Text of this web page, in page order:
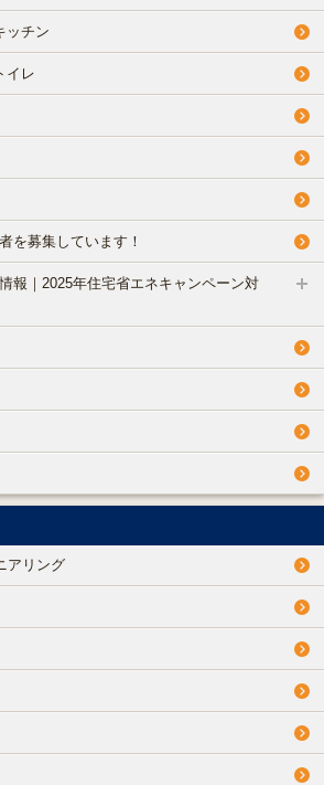
ッチン
イレ
を募集しています！
報｜2025年住宅省エネキャンペーン対
アリング